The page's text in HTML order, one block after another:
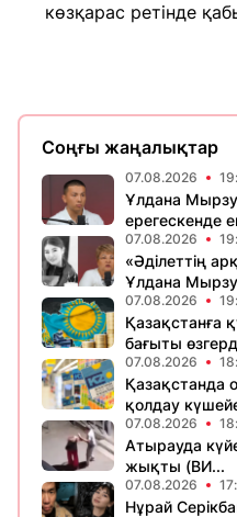
көзқарас ретінде
Соңғы жаңалықтар
07.08.2026
Ұлдана
ерегескенде
07.08.2026
«Әділеттің
Ұлдана
07.08.2026
Қазақстанға
бағыты
07.08.2026
Қазақстанда
қолдау
07.08.2026
Атырауда
жықты (ВИ...
07.08.2026
Нұрай